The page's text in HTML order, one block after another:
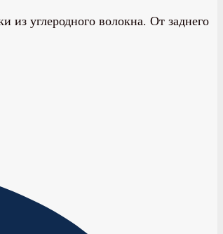
из углеродного волокна. От заднего